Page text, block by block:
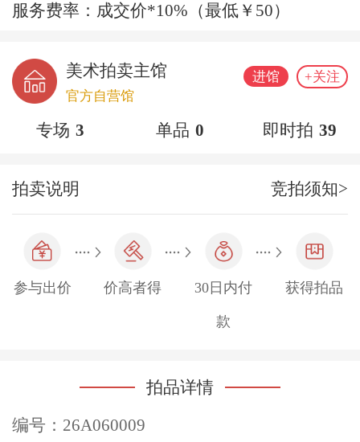
服务费率：成交价*10%（最低￥50）
美术拍卖主馆
官方自营馆
进馆 +关注
专场 3 单品 0 即时拍 39
拍卖说明 竞拍须知>
参与出价 价高者得 30日内付
款
获得拍品
拍品详情
编号：26A060009